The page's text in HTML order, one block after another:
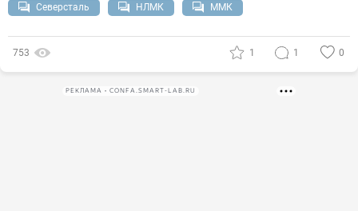
Северсталь НЛМК ММК
753 1 1 0
РЕКЛАМА • CONFA.SMART-LAB.RU